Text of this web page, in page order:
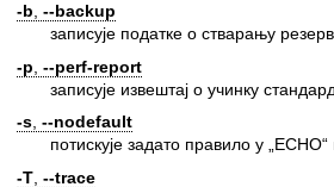
-b, --backup
записује податке о стварању
-p --perf-report
записује извештај о учинку
-s, --nodefault
потискује задато правило у
-T --trace